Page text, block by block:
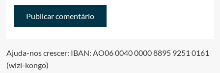
Ajuda-nos crescer: IBAN: AO06 0040 0000 8895 9251 0161
(wizi-kongo)